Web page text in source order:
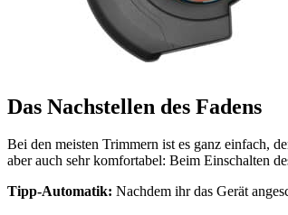
Das Nachstellen des Fadens
Bei den meisten Trimmern ist es ganz einfach,
aber auch sehr komfortabel: Beim Einschalten
Tipp-Automatik: Nachdem ihr das Gerät